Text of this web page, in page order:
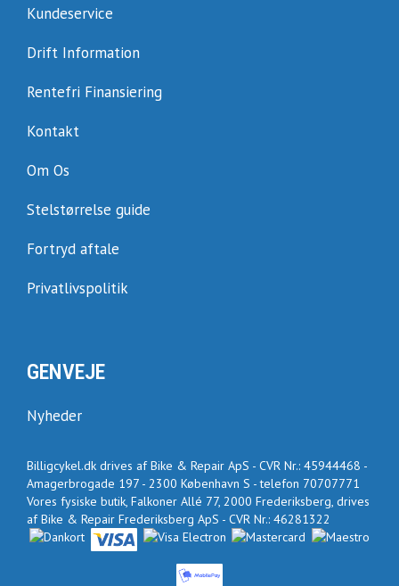
Kundeservice
Drift Information
Rentefri Finansiering
Kontakt
Om Os
Stelstørrelse guide
Fortryd aftale
Privatlivspolitik
GENVEJE
Nyheder
Billigcykel.dk drives af Bike & Repair ApS - CVR Nr.: 45944468 -
Amagerbrogade 197 - 2300 København S - telefon 70707771
Vores fysiske butik, Falkoner Allé 77, 2000 Frederiksberg, drives
af Bike & Repair Frederiksberg ApS - CVR Nr.: 46281322